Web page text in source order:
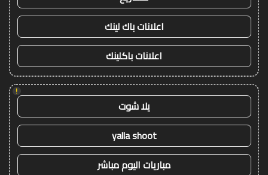
اعلانات باك لينك
اعلانات باكلينك
!
يلا شوت
yalla shoot
مباريات اليوم مباشر